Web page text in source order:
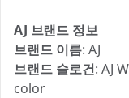
AJ 브랜드 정보
브랜드 이름: AJ
브랜드 슬로건: AJ
color